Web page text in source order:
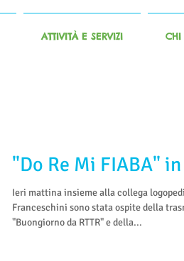
ATTIVITÀ E SERVIZI CHI
"Do Re Mi FIABA" in
Ieri mattina insieme alla collega
Franceschini sono stata ospite della
"Buongiorno da RTTR" e della...